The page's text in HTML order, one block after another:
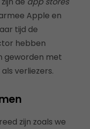
Apple en
tijd de
hebben
geworden met
verliezers.
zijn zoals we